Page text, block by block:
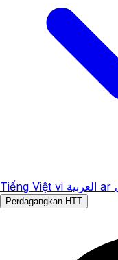
Tiếng Việt vi العربية ar
Perdagangkan HTT